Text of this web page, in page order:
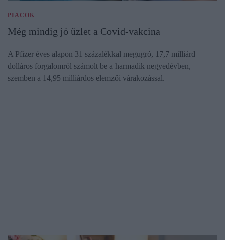
PIACOK
Még mindig jó üzlet a Covid-vakcina
A Pfizer éves alapon 31 százalékkal megugró, 17,7 milliárd
dolláros forgalomról számolt be a harmadik negyedévben,
szemben a 14,95 milliárdos elemzői várakozással.